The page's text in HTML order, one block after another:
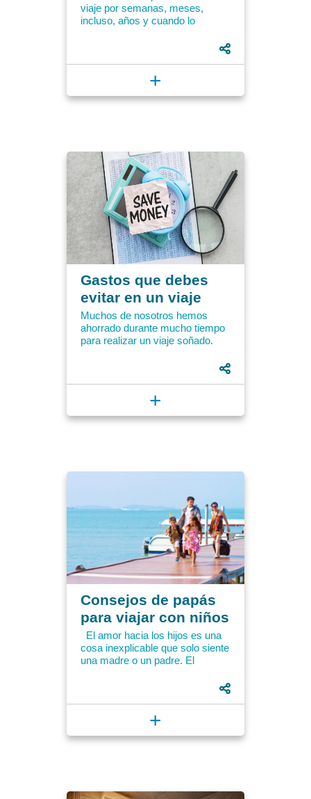
viaje por semanas, meses,
incluso, años y cuando lo
+
Gastos que debes
evitar en un viaje
Muchos de nosotros hemos
ahorrado durante mucho tiempo
para realizar un viaje soñado.
+
Consejos de papás
para viajar con niños
El amor hacia los hijos es una
cosa inexplicable que solo siente
una madre o un padre. El
+